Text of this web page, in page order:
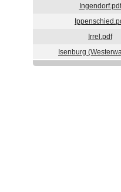
Ingendorf.pdf
Irrel.pdf
Isenburg